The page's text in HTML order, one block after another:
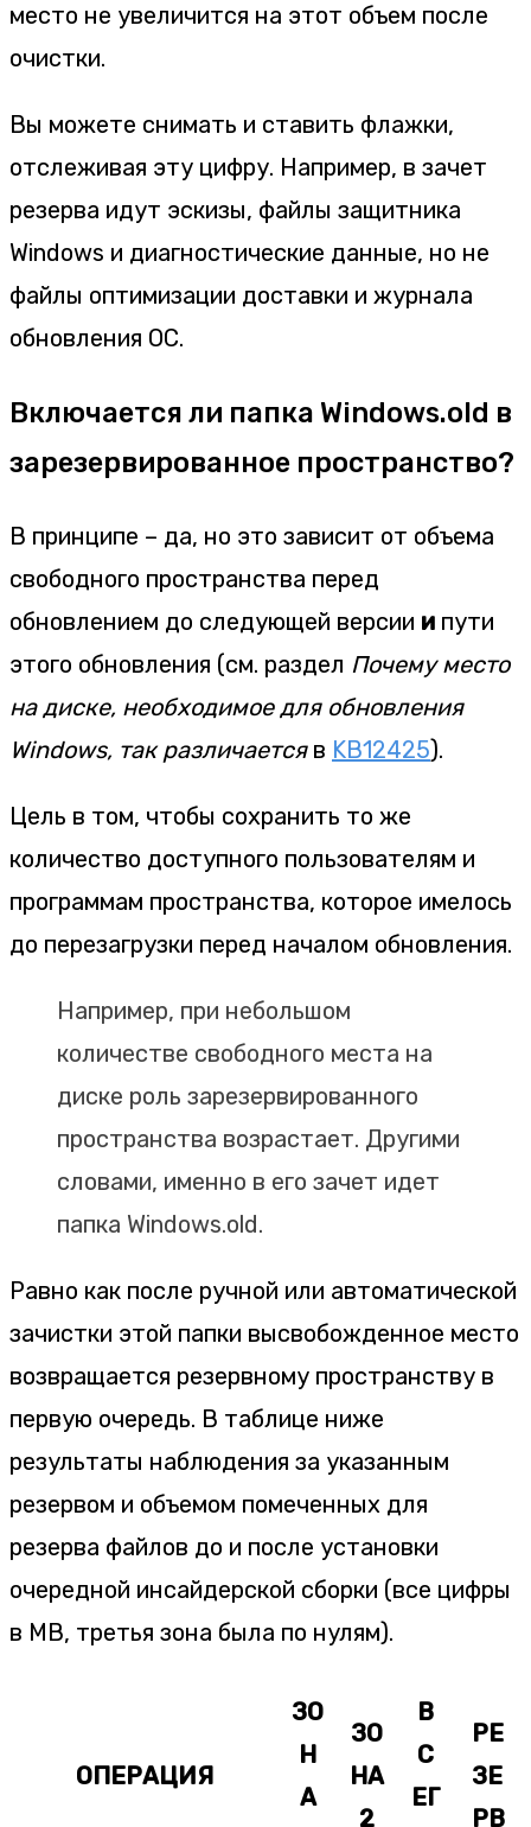
место не увеличится на этот объем после
очистки.
Вы можете снимать и ставить флажки,
отслеживая эту цифру. Например, в зачет
резерва идут эскизы, файлы защитника
Windows и диагностические данные, но не
файлы оптимизации доставки и журнала
обновления ОС.
Включается ли папка Windows.old в
зарезервированное пространство?
В принципе – да, но это зависит от объема
свободного пространства перед
обновлением до следующей версии и пути
этого обновления (см. раздел Почему место
на диске, необходимое для обновления
Windows, так различаетсяв KB12425).
Цель в том, чтобы сохранить то же
количество доступного пользователям и
программам пространства, которое имелось
до перезагрузки перед началом обновления.
Например, при небольшом
количестве свободного места на
диске роль зарезервированного
пространства возрастает. Другими
словами, именно в его зачет идет
папка Windows.old.
Равно как после ручной или автоматической
зачистки этой папки высвобожденное место
возвращается резервному пространству в
первую очередь. В таблице ниже
результаты наблюдения за указанным
резервом и объемом помеченных для
резерва файлов до и после установки
очередной инсайдерской сборки (все цифры
в MB, третья зона была по нулям).
ОПЕРАЦИЯ
ЗО
Н
А
ЗО
НА
2
В
С
ЕГ
РЕ
ЗЕ
РВ